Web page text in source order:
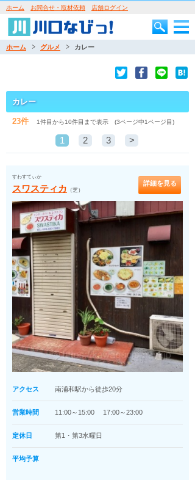
ホーム お問合せ・取材依頼 店舗ログイン
ホーム グルメ カレー
カレー
23件 1件目から10件目まで表示 (3ページ中1ページ目)
1 2 3 >
すわすてぃか
スワスティカ （芝）
詳細を見る
アクセス 南浦和駅から徒歩20分
営業時間 11:00～15:00 17:00～23:00
定休日 第1・第3水曜日
平均予算